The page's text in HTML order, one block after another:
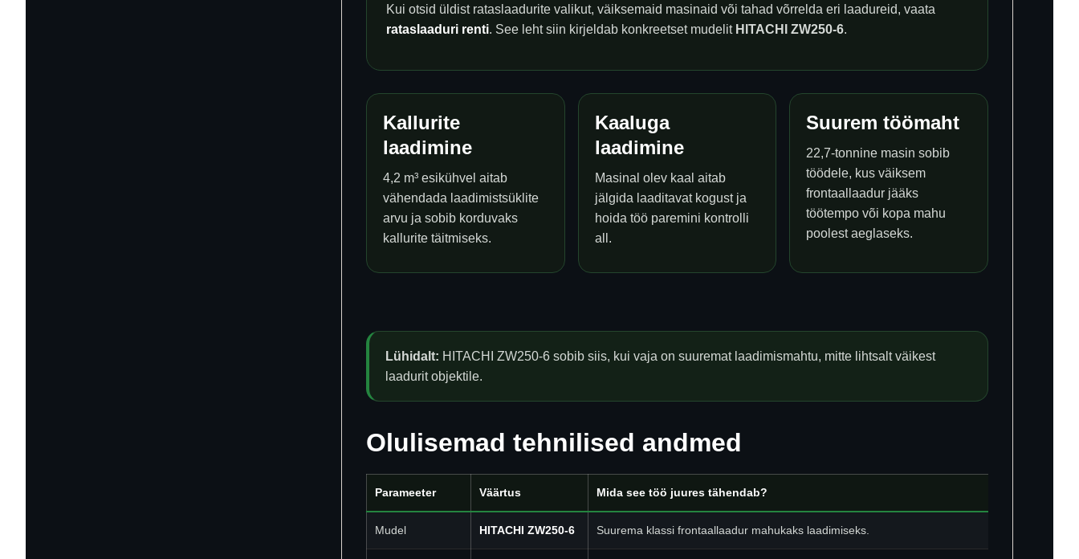
Kui otsid üldist rataslaadurite valikut, väiksemaid masinaid või tahad võrrelda eri laadureid, vaata
rataslaaduri renti. See leht siin kirjeldab konkreetset mudelit HITACHI ZW250-6.
Kallurite
laadimine
4,2 m³ esikühvel aitab
vähendada laadimistsüklite
arvu ja sobib korduvaks
kallurite täitmiseks.
Kaaluga
laadimine
Masinal olev kaal aitab
jälgida laaditavat kogust ja
hoida töö paremini kontrolli
all.
Suurem töömaht
22,7-tonnine masin sobib
töödele, kus väiksem
frontaallaadur jääks
töötempo või kopa mahu
poolest aeglaseks.
Lühidalt: HITACHI ZW250-6 sobib siis, kui vaja on suuremat laadimismahtu, mitte lihtsalt väikest
laadurit objektile.
Olulisemad tehnilised andmed
Parameeter Väärtus Mida see töö juures tähendab?
Mudel HITACHI ZW250-6 Suurema klassi frontaallaadur mahukaks laadimiseks.